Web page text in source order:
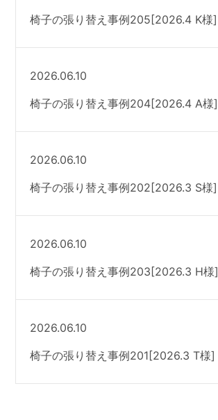
椅子の張り替え事例205[2026.4 K様]
2026.06.10
椅子の張り替え事例204[2026.4 A様]
2026.06.10
椅子の張り替え事例202[2026.3 S様]
2026.06.10
椅子の張り替え事例203[2026.3 H様]
2026.06.10
椅子の張り替え事例201[2026.3 T様]